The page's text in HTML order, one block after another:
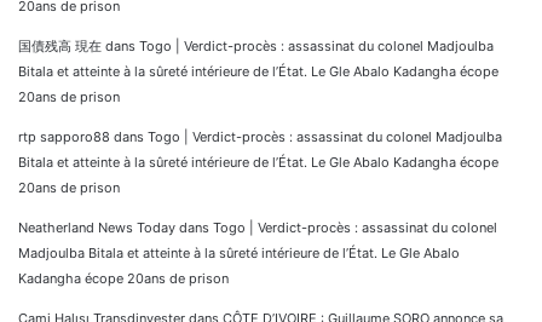
20ans de prison
国債残高 現在 dans Togo | Verdict-procès : assassinat du colonel Madjoulba
Bitala et atteinte à la sûreté intérieure de l’État. Le Gle Abalo Kadangha écope
20ans de prison
rtp sapporo88 dans Togo | Verdict-procès : assassinat du colonel Madjoulba
Bitala et atteinte à la sûreté intérieure de l’État. Le Gle Abalo Kadangha écope
20ans de prison
Neatherland News Today dans Togo | Verdict-procès : assassinat du colonel
Madjoulba Bitala et atteinte à la sûreté intérieure de l’État. Le Gle Abalo
Kadangha écope 20ans de prison
Cami Halısı Transdinyester dans CÔTE D’IVOIRE : Guillaume SORO annonce sa